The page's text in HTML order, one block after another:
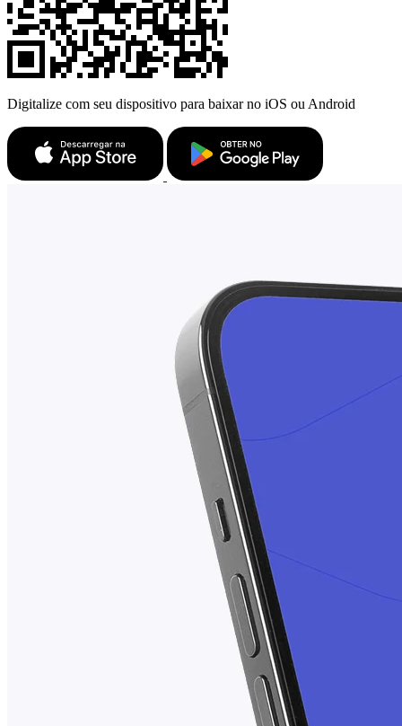
Digitalize com seu dispositivo para baixar no iOS ou Android